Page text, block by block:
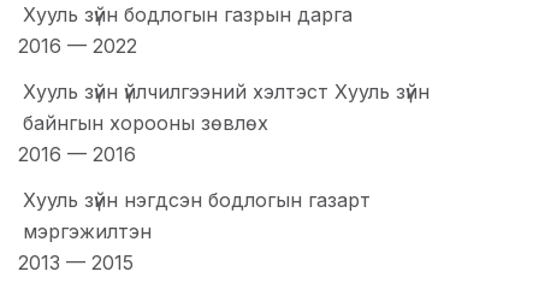
Хууль зүйн бодлогын газрын дарга
2016 — 2022
Хууль зүйн үйлчилгээний хэлтэст Хууль зүйн
байнгын хорооны зөвлөх
2016 — 2016
Хууль зүйн нэгдсэн бодлогын газарт
мэргэжилтэн
2013 — 2015